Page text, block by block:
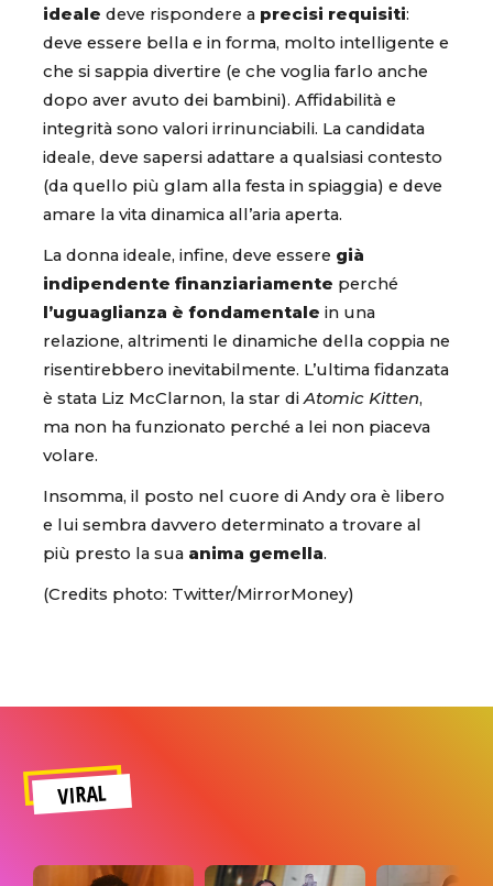
ideale deve rispondere a precisi requisiti:
deve essere bella e in forma, molto intelligente e
che si sappia divertire (e che voglia farlo anche
dopo aver avuto dei bambini). Affidabilità e
integrità sono valori irrinunciabili. La candidata
ideale, deve sapersi adattare a qualsiasi contesto
(da quello più glam alla festa in spiaggia) e deve
amare la vita dinamica all’aria aperta.
La donna ideale, infine, deve essere già
indipendente finanziariamente perché
l’uguaglianza è fondamentale in una
relazione, altrimenti le dinamiche della coppia ne
risentirebbero inevitabilmente. L’ultima fidanzata
è stata Liz McClarnon, la star di Atomic Kitten,
ma non ha funzionato perché a lei non piaceva
volare.
Insomma, il posto nel cuore di Andy ora è libero
e lui sembra davvero determinato a trovare al
più presto la sua anima gemella.
(Credits photo: Twitter/MirrorMoney)
VIRAL